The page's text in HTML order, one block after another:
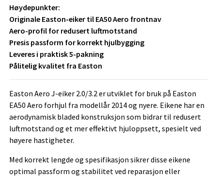
Høydepunkter:
Originale Easton-eiker til EA50 Aero frontnav
Aero-profil for redusert luftmotstand
Presis passform for korrekt hjulbygging
Leveres i praktisk 5-pakning
Pålitelig kvalitet fra Easton
Easton Aero J-eiker 2.0/3.2 er utviklet for bruk på Easton
EA50 Aero forhjul fra modellår 2014 og nyere. Eikene har en
aerodynamisk bladed konstruksjon som bidrar til redusert
luftmotstand og et mer effektivt hjuloppsett, spesielt ved
høyere hastigheter.
Med korrekt lengde og spesifikasjon sikrer disse eikene
optimal passform og stabilitet ved reparasjon eller